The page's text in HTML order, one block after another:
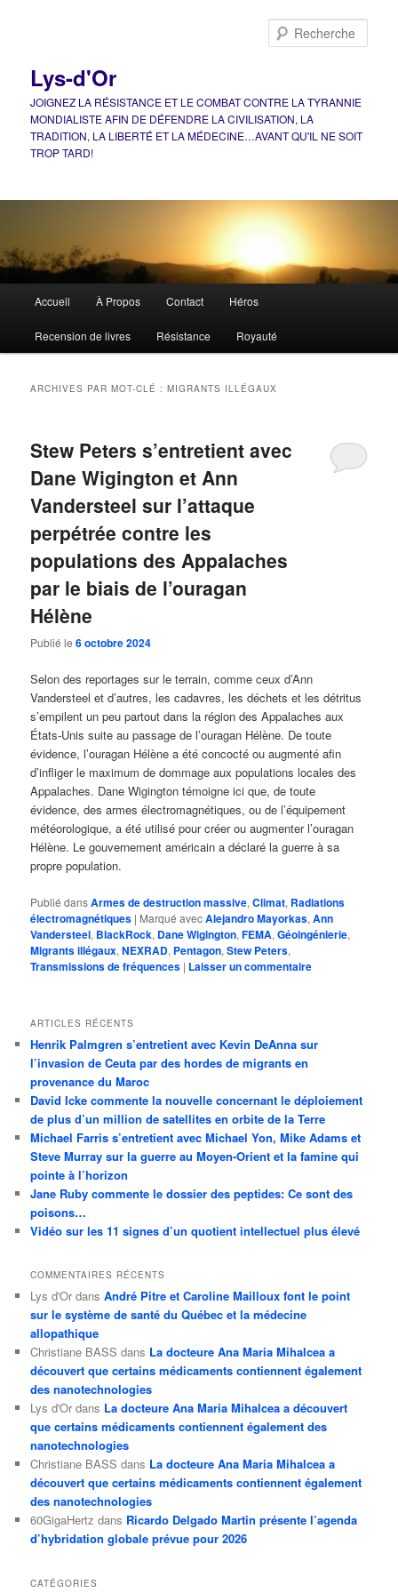
Lys-d'Or
JOIGNEZ LA RÉSISTANCE ET LE COMBAT CONTRE LA TYRANNIE
MONDIALISTE AFIN DE DÉFENDRE LA CIVILISATION, LA
TRADITION, LA LIBERTÉ ET LA MÉDECINE…AVANT QU'IL NE SOIT
TROP TARD!
principal
Accueil À Propos Contact Héros
Recension de livres Résistance Royauté
ARCHIVES PAR MOT-CLÉ :MIGRANTS ILLÉGAUX
Stew Peters s’entretient avec
Dane Wigington et Ann
Vandersteel sur l’attaque
perpétrée contre les
populations des Appalaches
par le biais de l’ouragan
Hélène
Publié le6 octobre 2024
Selon des reportages sur le terrain, comme ceux d’Ann
Vandersteel et d’autres, les cadavres, les déchets et les détritus
s’empilent un peu partout dans la région des Appalaches aux
États-Unis suite au passage de l’ouragan Hélène. De toute
évidence, l’ouragan Hélène a été concocté ou augmenté afin
d’infliger le maximum de dommage aux populations locales des
Appalaches. Dane Wigington témoigne ici que, de toute
évidence, des armes électromagnétiques, ou de l’équipement
météorologique, a été utilisé pour créer ou augmenter l’ouragan
Hélène. Le gouvernement américain a déclaré la guerre à sa
propre population.
Publié dansArmes de destruction massive,Climat, Radiations
électromagnétiques | Marqué avecAlejandro Mayorkas,Ann
Vandersteel, BlackRock, Dane Wigington,FEMA,Géoingénierie,
Migrants illégaux,NEXRAD, Pentagon,Stew Peters,
Transmissions de fréquences | Laisser un commentaire
ARTICLES RÉCENTS
Henrik Palmgren s’entretient avec Kevin DeAnna sur
l’invasion de Ceuta par des hordes de migrants en
provenance du Maroc
David Icke commente la nouvelle concernant le déploiement
de plus d’un million de satellites en orbite de la Terre
Michael Farris s’entretient avec Michael Yon, Mike Adams et
Steve Murray sur la guerre au Moyen-Orient et la famine qui
pointe à l’horizon
Jane Ruby commente le dossier des peptides: Ce sont des
poisons…
Vidéo sur les 11 signes d’un quotient intellectuel plus élevé
COMMENTAIRES RÉCENTS
Lys d'Or dansAndré Pitre et Caroline Mailloux font le point
sur le système de santé du Québec et la médecine
allopathique
Christiane BASS dans La docteure Ana Maria Mihalcea a
découvert que certains médicaments contiennent également
des nanotechnologies
Lys d'Or dans La docteure Ana Maria Mihalcea a découvert
que certains médicaments contiennent également des
nanotechnologies
Christiane BASS dans La docteure Ana Maria Mihalcea a
découvert que certains médicaments contiennent également
des nanotechnologies
60GigaHertz dans Ricardo Delgado Martin présente l’agenda
d’hybridation globale prévue pour 2026
CATÉGORIES